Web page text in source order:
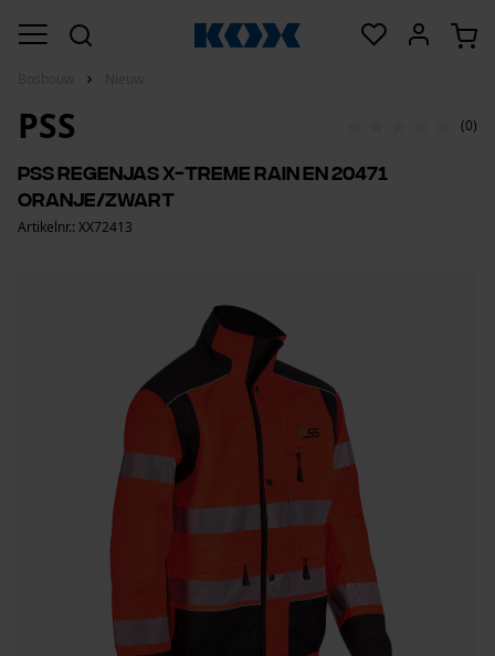
PSS (0)
PSS regenjas X-treme Rain EN 20471
oranje/zwart
Artikelnr.: XX72413